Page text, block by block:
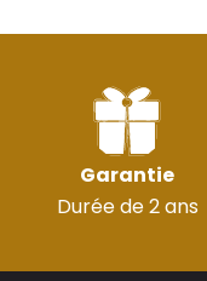
Garantie
Durée de 2 ans